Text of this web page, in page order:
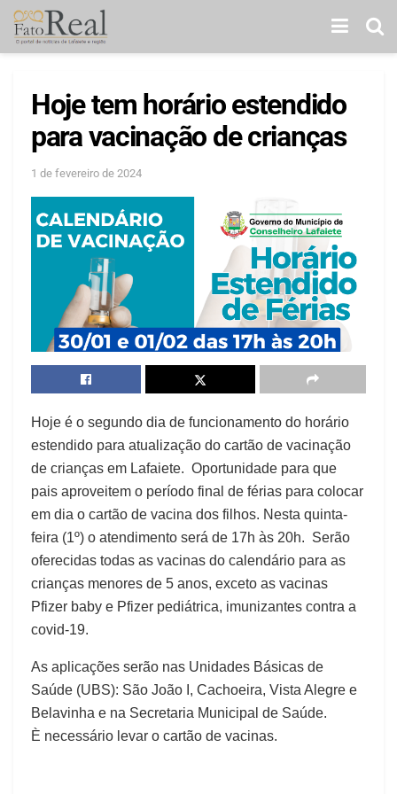
Hoje tem horário estendido
para vacinação de crianças
1 de fevereiro de 2024
Hoje é o segundo dia de funcionamento do horário
estendido para atualização do cartão de vacinação
de crianças em Lafaiete. Oportunidade para que
pais aproveitem o período final de férias para colocar
em dia o cartão de vacina dos filhos. Nesta quinta-
feira (1º) o atendimento será de 17h às 20h. Serão
oferecidas todas as vacinas do calendário para as
crianças menores de 5 anos, exceto as vacinas
Pfizer baby e Pfizer pediátrica, imunizantes contra a
covid-19.
As aplicações serão nas Unidades Básicas de
Saúde (UBS): São João I, Cachoeira, Vista Alegre e
Belavinha e na Secretaria Municipal de Saúde.
È necessário levar o cartão de vacinas.